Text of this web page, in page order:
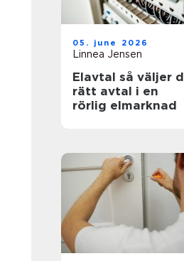
05. june 2026
Linnea Jensen
Elavtal så väljer du
rätt avtal i en
rörlig elmarknad